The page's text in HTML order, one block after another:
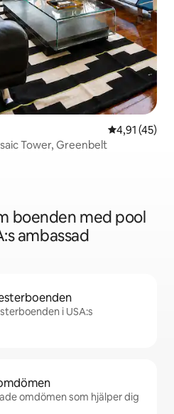
4,91 av 5 i
4,91 (45)
Tower, Greenbelt
boenden med pool
ambassad
i USA:s
omdömen som hjälper dig